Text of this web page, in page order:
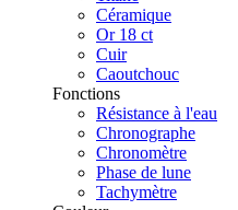
Céramique
Or 18 ct
Cuir
Caoutchouc
Fonctions
Résistance à l'eau
Chronographe
Chronomètre
Phase de lune
Tachymètre